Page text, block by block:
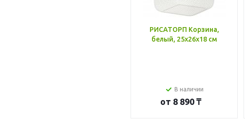
РИСАТОРП Корзина,
белый, 25x26x18 см
В наличии
от 8 890 ₸